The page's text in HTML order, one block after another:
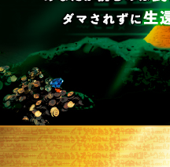
プリキュ
クリ…
SCRAP
【